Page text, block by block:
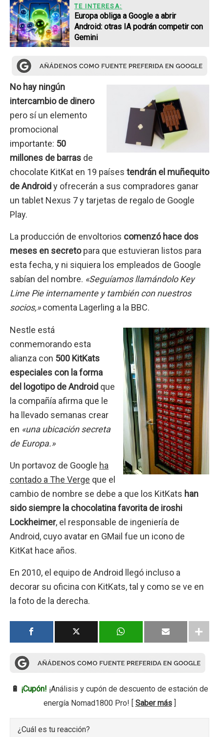
TE INTERESA:
Europa obliga a Google a abrir
Android: otras IA podrán competir con
Gemini
No hay ningún
intercambio de dinero
pero sí un elemento
promocional
importante: 50
millones de barras de
chocolate KitKat en 19 países tendrán el muñequito
de Androidy ofrecerán a sus compradores ganar
un tablet Nexus 7 y tarjetas de regalo de Google
Play.
La producción de envoltorios comenzó hace dos
meses en secretopara que estuvieran listos para
esta fecha, y ni siquiera los empleados de Google
sabían del nombre. «Seguíamos llamándolo Key
Lime Pie internamente y también con nuestros
socios,»comenta Lagerling a la BBC.
Nestle está
conmemorando esta
alianza con 500 KitKats
especiales con la forma
del logotipo de Android que
la compañía afirma que le
ha llevado semanas crear
en «una ubicación secreta
de Europa.»
Un portavoz de Google ha
contado a The Verge que el
cambio de nombre se debe a que los KitKats han
sido siempre la chocolatina favorita de iroshi
Lockheimer, el responsable de ingeniería de
Android, cuyo avatar en GMail fue un icono de
KitKat hace años.
En 2010, el equipo de Android llegó incluso a
decorar su oficina con KitKats, tal y como se ve en
la foto de la derecha.
🔋 ¡Cupón! ¡Análisis y cupón de descuento de estación de
energía Nomad1800 Pro! [ Saber más]
¿Cuál es tu reacción?